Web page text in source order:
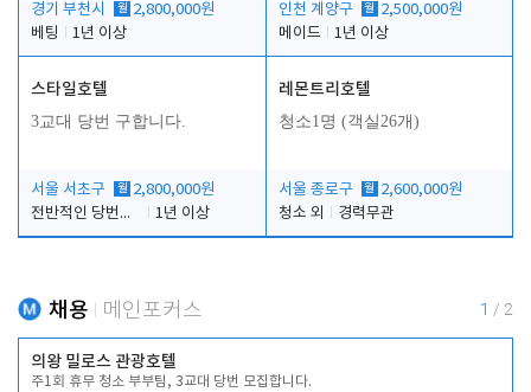
경기 부천시 월 2,800,000원
베팅
1년 이상
인천 계양구 월 2,500,000원
메이드
1년 이상
스타일호텔
3교대 당번 구합니다.
서울 서초구 월 2,800,000원
전반적인 당번업무
1년 이상
레몬트리호텔
청소1명 (객실26개)
서울 종로구 월 2,600,000원
청소 외
경력무관
채용 메인포커스 1 / 2
의왕 밀로스 관광호텔
주1회 휴무 청소 부부팀, 3교대 당번 모집합니다.